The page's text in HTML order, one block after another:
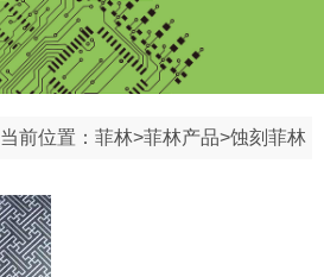
当前位置： 菲林>菲林产品>蚀刻菲林